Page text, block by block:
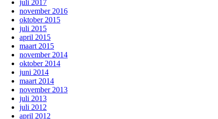
juli 2017
november 2016
oktober 2015
juli 2015
april 2015
maart 2015
november 2014
oktober 2014
juni 2014
maart 2014
november 2013
juli 2013
juli 2012
april 2012